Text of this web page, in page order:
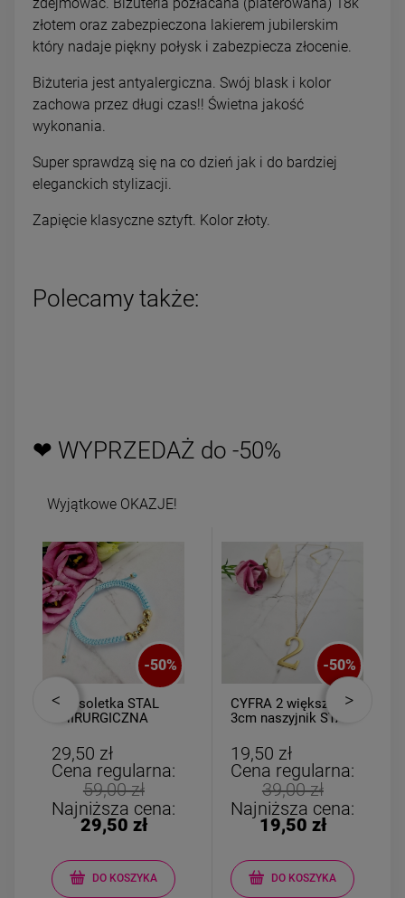
złotem oraz zabezpieczona lakierem jubilerskim
który nadaje piękny połysk i zabezpiecza złocenie.
Biżuteria jest antyalergiczna. Swój blask i kolor
zachowa przez długi czas!! Świetna jakość
wykonania.
Super sprawdzą się na co dzień jak i do bardziej
eleganckich stylizacji.
Zapięcie klasyczne sztyft. Kolor złoty.
Polecamy także:
❤ WYPRZEDAŻ do -50%
Wyjątkowe OKAZJE!
-50%
Bransoletka STAL
CHIRURGICZNA
turkusowy sznurek
złote kulki
29,50 zł
Cena regularna:
59,00 zł
Najniższa cena:
29,50 zł
DO KOSZYKA
-50%
CYFRA 2 większa
3cm naszyjnik STAL
19,50 zł
Cena regularna:
39,00 zł
Najniższa cena:
19,50 zł
DO KOSZYKA